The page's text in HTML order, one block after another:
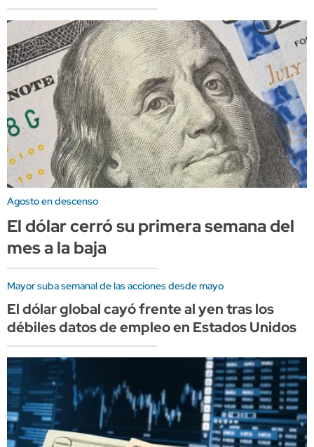
Agosto en descenso
El dólar cerró su primera semana del
mes a la baja
Mayor suba semanal de las acciones desde mayo
El dólar global cayó frente al yen tras los
débiles datos de empleo en Estados Unidos